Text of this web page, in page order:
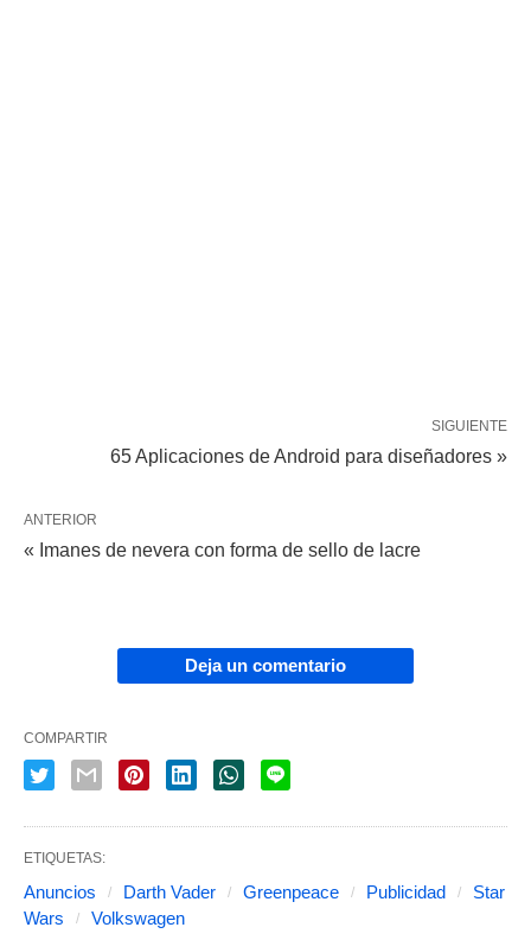
SIGUIENTE
65 Aplicaciones de Android para diseñadores »
ANTERIOR
« Imanes de nevera con forma de sello de lacre
Deja un comentario
COMPARTIR
ETIQUETAS:
Anuncios Darth Vader Greenpeace Publicidad
Star
Wars
Volkswagen